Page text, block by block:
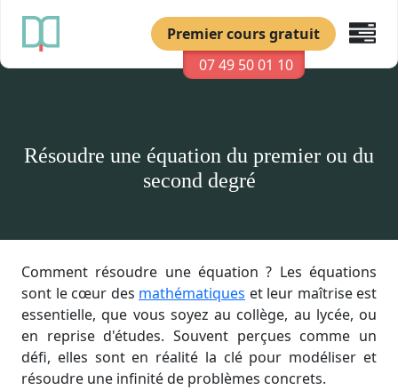
07 49 50 01 10
Premier cours gratuit
Résoudre une équation du premier ou du
second degré
Comment résoudre une équation ? Les équations
sont le cœur des mathématiques et leur maîtrise est
essentielle, que vous soyez au collège, au lycée, ou
en reprise d'études. Souvent perçues comme un
défi, elles sont en réalité la clé pour modéliser et
résoudre une infinité de problèmes concrets.